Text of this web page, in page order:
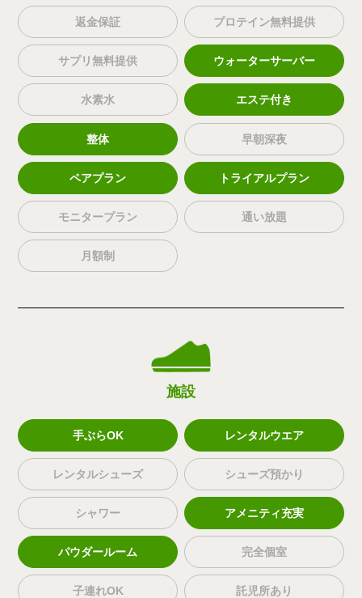
返金保証 プロテイン無料提供
サプリ無料提供 ウォーターサーバー
水素水 エステ付き
整体 早朝深夜
ペアプラン トライアルプラン
モニタープラン 通い放題
月額制
施設
手ぶらOK レンタルウエア
レンタルシューズ シューズ預かり
シャワー アメニティ充実
パウダールーム 完全個室
子連れOK 託児所あり